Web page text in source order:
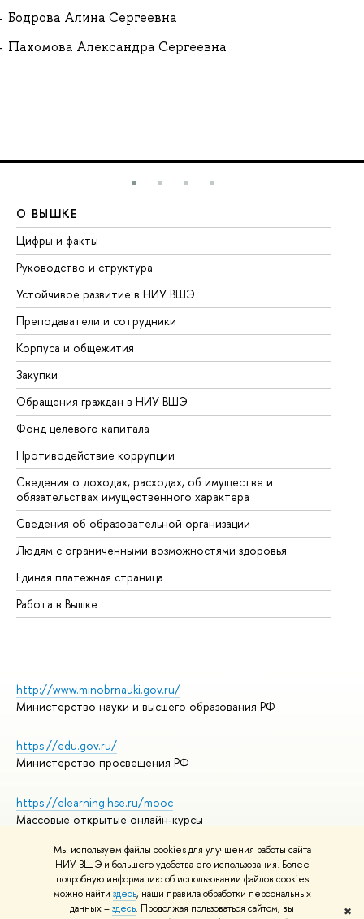
Мы используем файлы cookies для улучшения работы сайта
НИУ ВШЭ и большего удобства его использования. Более
подробную информацию об использовании файлов cookies
можно найти здесь, наши правила обработки персональных
данных –здесь. Продолжая пользоваться сайтом, вы
✖
Бодрова Алина Сергеевна
Пахомова Александра Сергеевна
О ВЫШКЕ
Цифры и факты
Руководство и структура
Устойчивое развитие в НИУ ВШЭ
Преподаватели и сотрудники
Корпуса и общежития
Закупки
Обращения граждан в НИУ ВШЭ
Фонд целевого капитала
Противодействие коррупции
Сведения о доходах, расходах, об имуществе и
обязательствах имущественного характера
Сведения об образовательной организации
Людям с ограниченными возможностями здоровья
Единая платежная страница
Работа в Вышке
http://www.minobrnauki.gov.ru/
Министерство науки и высшего образования РФ
https://edu.gov.ru/
Министерство просвещения РФ
https://elearning.hse.ru/mooc
Массовые открытые онлайн-курсы
© НИУ ВШЭ 1993–2026
Адреса и контакты
Условия использования материалов